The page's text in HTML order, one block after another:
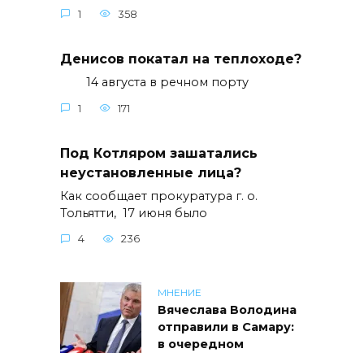
1 358
Денисов покатал на теплоходе?
14 августа в речном порту
1 171
Под Котляром зашатались
неустановленные лица?
Как сообщает прокуратура г. о.
Тольятти, 17 июня было
4 236
МНЕНИЕ
Вячеслава Володина
отправили в Самару:
в очередном